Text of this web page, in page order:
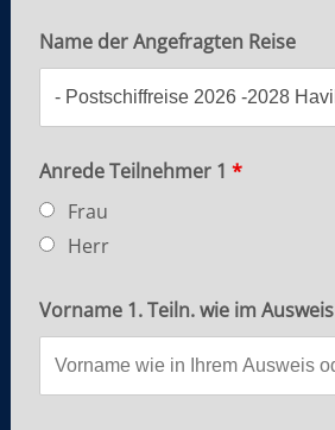
Name der Angefragten Reise
Anrede Teilnehmer 1 *
Frau
Herr
Vorname 1. Teiln. wie im Ausweis